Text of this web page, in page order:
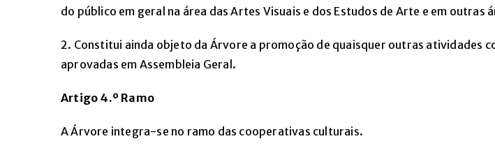
do público em geral na área das Artes Visuais e dos Estudos de Arte e em outras
2. Constitui ainda objeto da Árvore a promoção de quaisquer outras atividades
aprovadas em Assembleia Geral.
Artigo 4.º Ramo
A Árvore integra-se no ramo das cooperativas culturais.